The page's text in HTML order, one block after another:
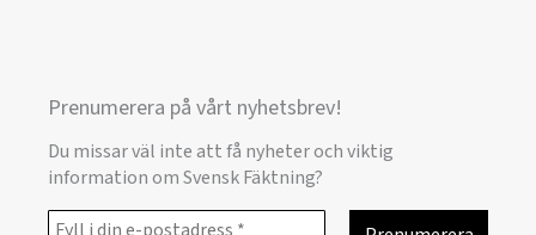
Prenumerera på vårt nyhetsbrev!
Du missar väl inte att få nyheter och viktig
information om Svensk Fäktning?